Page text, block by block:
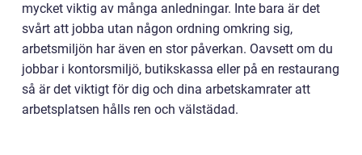
mycket viktig av många anledningar. Inte bara är det
svårt att jobba utan någon ordning omkring sig,
arbetsmiljön har även en stor påverkan. Oavsett om du
jobbar i kontorsmiljö, butikskassa eller på en restaurang
så är det viktigt för dig och dina arbetskamrater att
arbetsplatsen hålls ren och välstädad.